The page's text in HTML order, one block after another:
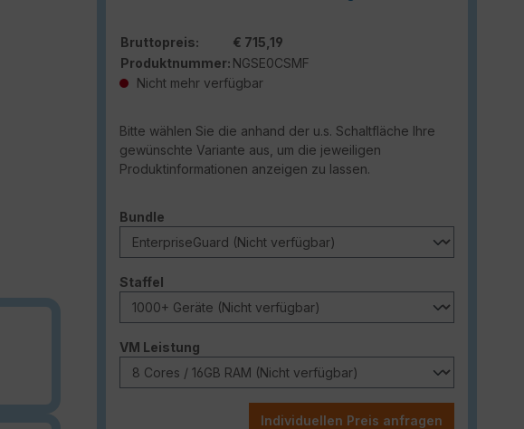
Bruttopreis:
€ 715,19
Produktnummer: NGSE0CSMF
Nicht mehr verfügbar
Bitte wählen Sie die anhand der u.s. Schaltfläche Ihre
gewünschte Variante aus, um die jeweiligen
Produktinformationen anzeigen zu lassen.
Bundle
Staffel
VM Leistung
Individuellen Preis anfragen